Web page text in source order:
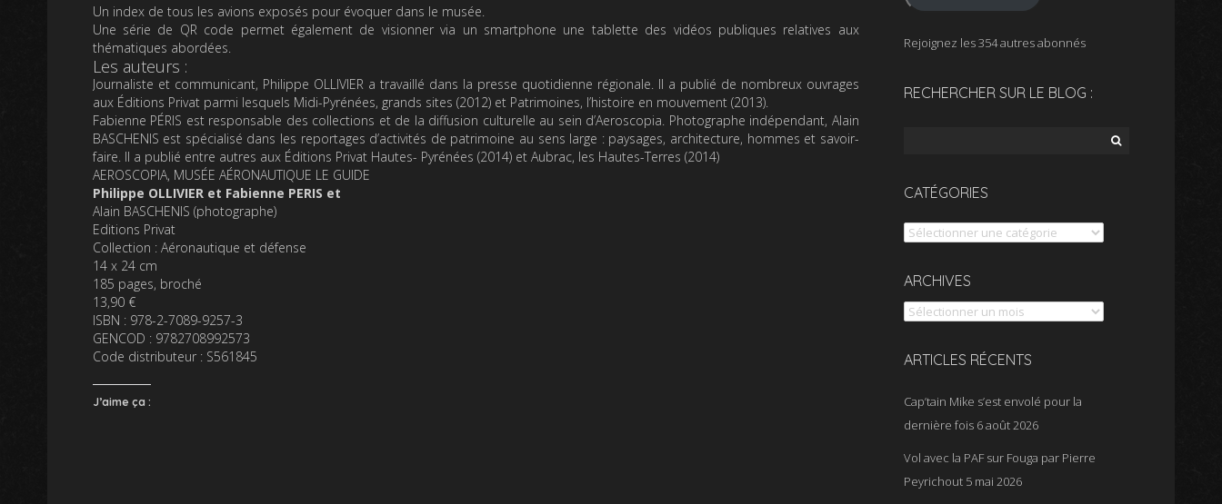
Un index de tous les avions exposés pour évoquer dans le musée.
Une série de QR code permet également de visionner via un smartphone une tablette des vidéos publiques relatives aux
thématiques abordées.
Les auteurs :
Journaliste et communicant, Philippe OLLIVIERa travaillé dans la presse quotidienne régionale. Il a publié de nombreux ouvrages
aux Éditions Privat parmi lesquels Midi-Pyrénées, grands sites (2012) et Patrimoines, l’histoire en mouvement(2013).
Fabienne PÉRIS est responsable des collections et de la diffusion culturelle au sein d’Aeroscopia. Photographe indépendant, Alain
BASCHENIS est spécialisé dans les reportages d’activités de patrimoine au sens large : paysages, architecture, hommes et savoir-
faire. Il a publié entre autres aux Éditions Privat Hautes- Pyrénées (2014) et Aubrac, les Hautes-Terres (2014)
AEROSCOPIA, MUSÉE AÉRONAUTIQUE LE GUIDE
Philippe OLLIVIER et Fabienne PERIS et
Alain BASCHENIS (photographe)
Editions Privat
Collection : Aéronautique et défense
14 x 24 cm
185 pages, broché
13,90 €
ISBN : 978-2-7089-9257-3
GENCOD : 9782708992573
Code distributeur : S561845
J’aime ça :
Rejoignez les 354 autres abonnés
RECHERCHER SUR LE BLOG :
CATÉGORIES
Catégories
ARCHIVES
Archives
ARTICLES RÉCENTS
Cap’tain Mike s’est envolé pour la
dernière fois 6 août 2026
Vol avec la PAF sur Fouga par Pierre
Peyrichout 5 mai 2026